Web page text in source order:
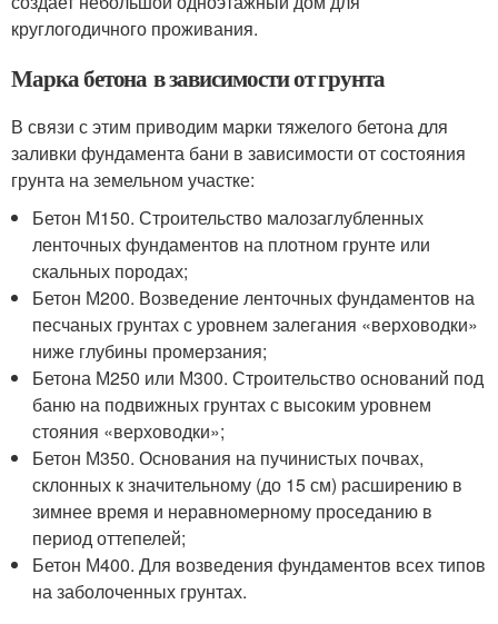
круглогодичного проживания.
Марка бетона в зависимости от грунта
В связи с этим приводим марки тяжелого бетона для
заливки фундамента бани в зависимости от состояния
грунта на земельном участке:
Бетон М150. Строительство малозаглубленных
ленточных фундаментов на плотном грунте или
скальных породах;
Бетон М200. Возведение ленточных фундаментов на
песчаных грунтах с уровнем залегания «верховодки»
ниже глубины промерзания;
Бетона М250 или М300. Строительство оснований под
баню на подвижных грунтах с высоким уровнем
стояния «верховодки»;
Бетон М350. Основания на пучинистых почвах,
склонных к значительному (до 15 см) расширению в
зимнее время и неравномерному проседанию в
период оттепелей;
Бетон М400. Для возведения фундаментов всех типов
на заболоченных грунтах.